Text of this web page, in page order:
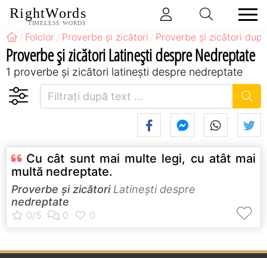
RightWords
TIMELESS WORDS
Folclor Proverbe și zicători Proverbe și zicători
Proverbe și zicători Latineşti despre Nedreptate
1 proverbe și zicători latineşti despre nedreptate
Cu cât sunt mai multe legi, cu atât mai
multă nedreptate.
Proverbe și zicătoriLatineşti despre
nedreptate